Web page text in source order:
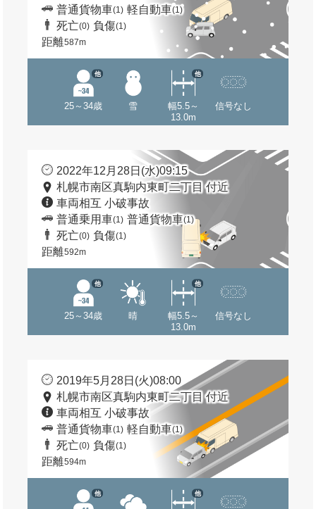
普通貨物車(1) 軽自動車(1)
死亡(0) 負傷(1)
距離587m
25～34歳
他
雪
幅5.5～
13.0m
他
信号なし
2022年12月28日(水)09:15
札幌市南区真駒内東町二丁目 付近
車両相互 小破事故
普通乗用車(1) 普通貨物車(1)
死亡(0) 負傷(1)
距離592m
25～34歳
他
晴
幅5.5～
13.0m
他
信号なし
2019年5月28日(火)08:00
札幌市南区真駒内東町二丁目 付近
車両相互 小破事故
普通貨物車(1) 軽自動車(1)
死亡(0) 負傷(1)
距離594m
他 他